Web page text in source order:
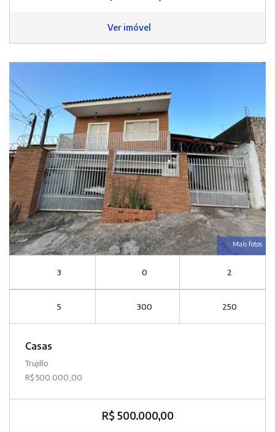
Ver imóvel
Mais fotos
3 0 2
5 300 250
Casas
Trujillo
R$ 500.000,00
R$ 500.000,00